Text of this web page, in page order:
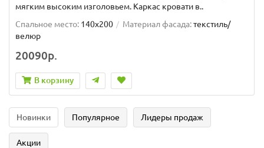
мягким высоким изголовьем. Каркас кровати в..
Спальное место: 140x200 Материал фасада:текстиль/
велюр
20090р.
В корзину
Новинки Популярное Лидеры продаж
Акции